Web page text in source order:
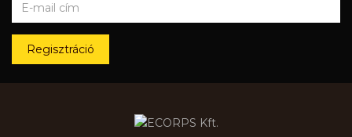
Regisztráció